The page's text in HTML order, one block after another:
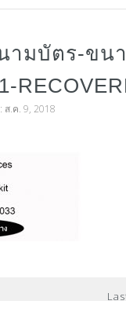
ามบัตร-ขน
ส.ค. 9, 2018